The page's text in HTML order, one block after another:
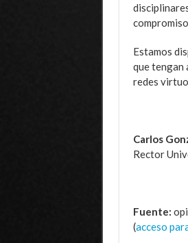
Estamos
que tengan
redes
Carlos
Rector
Fuente:
(acceso